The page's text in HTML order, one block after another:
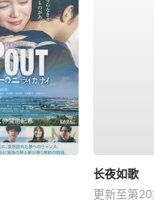
长夜如歌
更新至第20